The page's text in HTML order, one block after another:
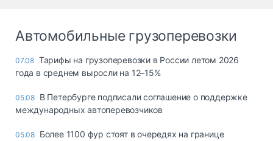
Автомобильные грузоперевозки
07.08 Тарифы на грузоперевозки в России летом 2026
года в среднем выросли на 12–15%
05.08 В Петербурге подписали соглашение о поддержке
международных автоперевозчиков
05.08 Более 1100 фур стоят в очередях на границе